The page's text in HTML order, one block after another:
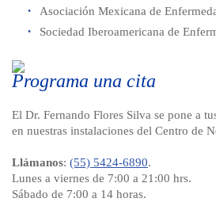
Asociación Mexicana de
Sociedad Iberoamericana de
Programa una cita
El Dr. Fernando Flores Silva se pone a
en nuestras instalaciones del Centro de
Llámanos: (55) 5424-6890.
Lunes a viernes de 7:00 a 21:00 hrs.
Sábado de 7:00 a 14 horas.